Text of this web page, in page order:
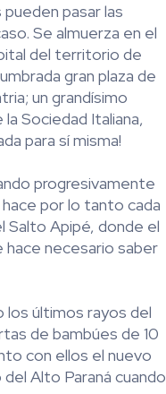
pasar las
Se almuerza en el
del territorio de
gran plaza de
un grandísimo
Sociedad Italiana,
para sí misma!
progresivamente
por lo tanto cada
Salto Apipé, donde el
hace necesario saber
los últimos rayos del
de bambúes de 10
con ellos el nuevo
Alto Paraná cuando